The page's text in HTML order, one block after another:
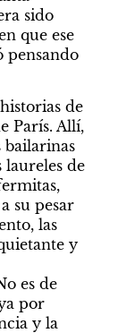
sido
que ese
pensando
de
París. Allí,
bailarinas
laureles de
su pesar
las
y
es de
por
y la